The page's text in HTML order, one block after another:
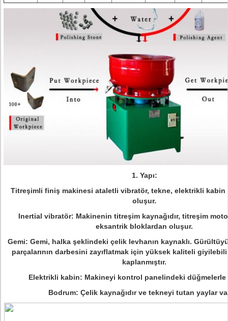
1. Yapı:
Titreşimli finiş makinesi ataletli vibratör, tekne, elektrikli kabin
oluşur.
Inertial vibratör: Makinenin titreşim kaynağıdır, titreşim
eksantrik bloklardan oluşur.
Gemi: Gemi, halka şeklindeki çelik levhanın kaynaklı.
parçalarının darbesini zayıflatmak için yüksek kaliteli
kaplanmıştır.
Elektrikli kabin: Makineyi kontrol panelindeki düğmelerle
Bodrum: Çelik kaynağıdır ve tekneyi tutan yaylar